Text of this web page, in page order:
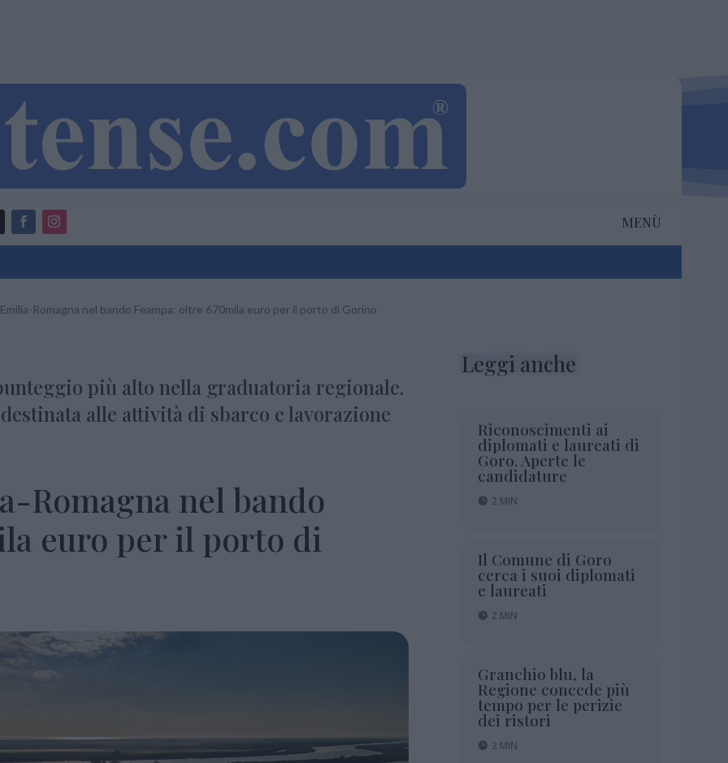
MENÙ
Romagna nel bando Feampa: oltre 670mila euro per il porto di Gorino
più alto nella graduatoria regionale.
alle attività di sbarco e lavorazione
Romagna nel bando
euro per il porto di
Leggi anche
Riconoscimenti ai
diplomati e laureati di
Goro. Aperte le
candidature
2 MIN
Il Comune di Goro
cerca i suoi diplomati
e laureati
2 MIN
Granchio blu, la
Regione concede più
tempo per le perizie
dei ristori
2 MIN